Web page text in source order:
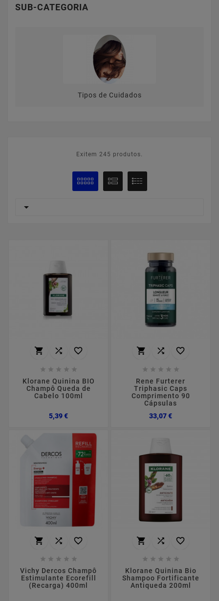
SUB-CATEGORIA
Tipos de Cuidados
Exitem 245 produtos.

  
    
Klorane Quinina BIO
Champô Queda de
Cabelo 100ml
5,39 €Preço
  
    
Rene Furterer
Triphasic Caps
Comprimento 90
Cápsulas
33,07 €Preço
  
    
Vichy Dercos Champô
Estimulante Ecorefill
(Recarga) 400ml
  
    
Klorane Quinina Bio
Shampoo Fortificante
Antiqueda 200ml